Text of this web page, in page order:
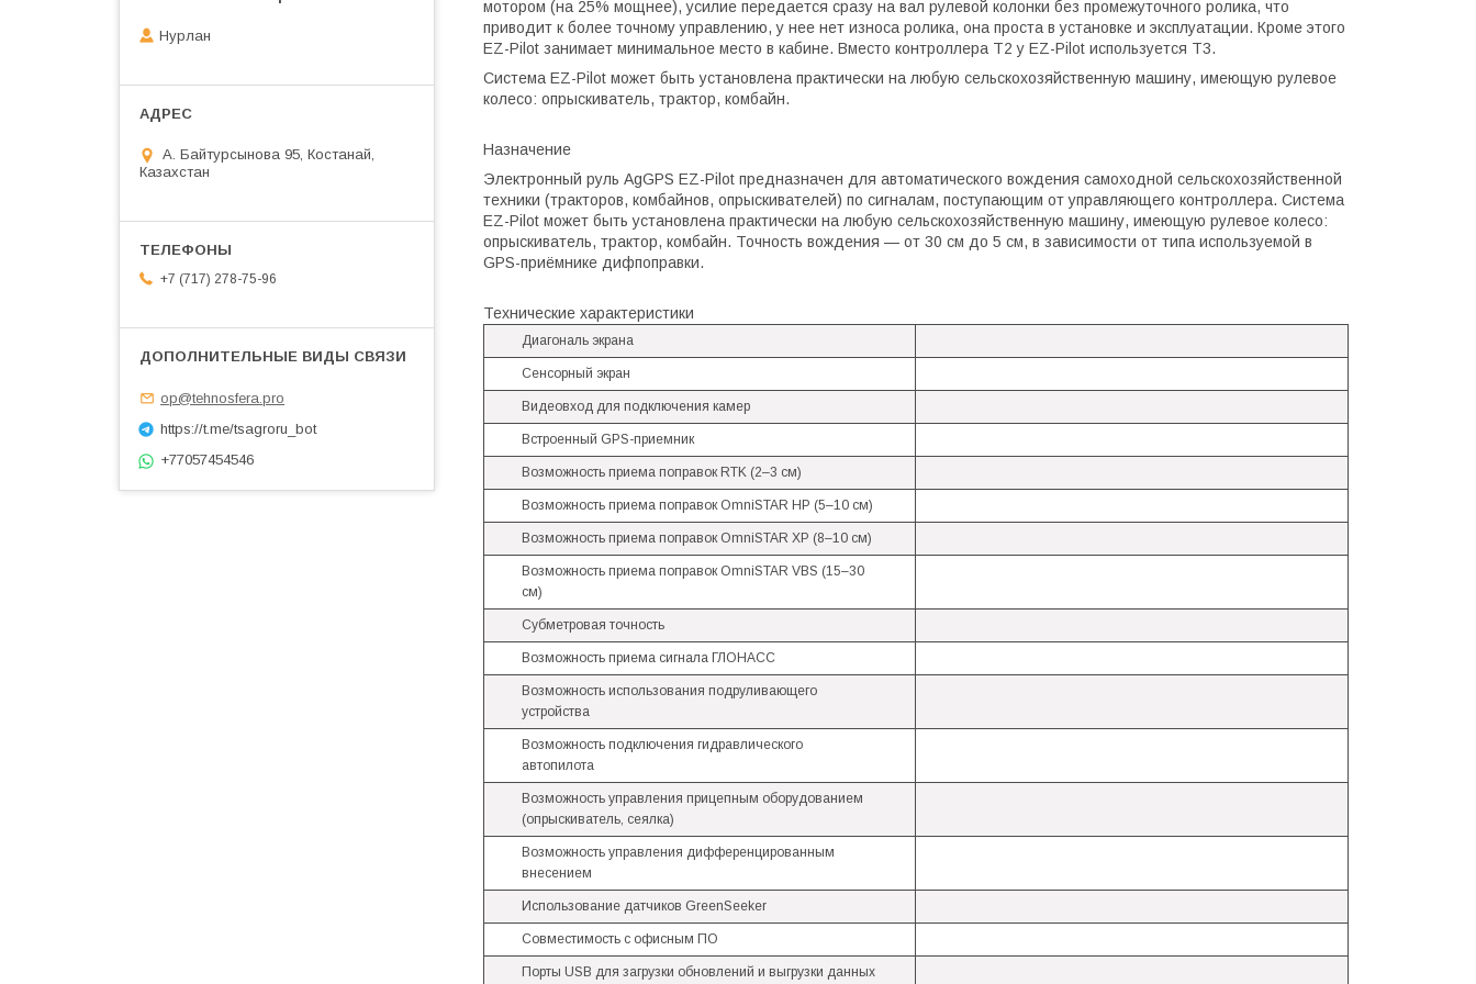
мотором (на 25% мощнее), усилие передается сразу на вал рулевой колонки без промежуточного ролика, что
приводит к более точному управлению, у нее нет износа ролика, она проста в установке и эксплуатации. Кроме этого
EZ-Pilot занимает минимальное место в кабине. Вместо контроллера Т2 у EZ-Pilot используется Т3.
Система EZ-Pilot может быть установлена практически на любую сельскохозяйственную машину, имеющую рулевое
колесо: опрыскиватель, трактор, комбайн.
Назначение
Электронный руль AgGPS EZ-Pilot предназначен для автоматического вождения самоходной сельскохозяйственной
техники (тракторов, комбайнов, опрыскивателей) по сигналам, поступающим от управляющего контроллера. Система
EZ-Pilot может быть установлена практически на любую сельскохозяйственную машину, имеющую рулевое колесо:
опрыскиватель, трактор, комбайн. Точность вождения — от 30 см до 5 см, в зависимости от типа используемой в
GPS-приёмнике дифпоправки.
Технические характеристики
Диагональ экрана
Сенсорный экран
Видеовход для подключения камер
Встроенный GPS-приемник
Возможность приема поправок RTK (2–3 см)
Возможность приема поправок OmniSTAR HP (5–10 см)
Возможность приема поправок OmniSTAR XP (8–10 см)
Возможность приема поправок OmniSTAR VBS (15–30
см)
Субметровая точность
Возможность приема сигнала ГЛОНАСС
Возможность использования подруливающего
устройства
Возможность подключения гидравлического
автопилота
Возможность управления прицепным оборудованием
(опрыскиватель, сеялка)
Возможность управления дифференцированным
внесением
Использование датчиков GreenSeeker
Совместимость с офисным ПО
Порты USB для загрузки обновлений и выгрузки данных
Нурлан
А. Байтурсынова 95, Костанай,
Казахстан
+7 (717) 278-75-96
op@tehnosfera.pro
https://t.me/tsagroru_bot
+77057454546